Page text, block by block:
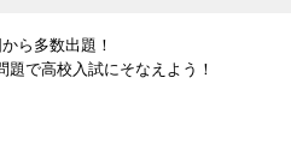
ら多数出題！
で高校入試にそなえよう！